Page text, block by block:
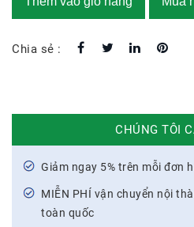
Chia sẻ :
CHÚNG TÔI
Giảm ngay 5% trên mỗi đơn
MIỄN PHÍ vận chuyển nội
toàn quốc